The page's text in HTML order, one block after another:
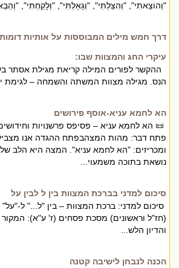
"וְהוֹצֵאתִי", "וְהִצַּלְתִּי", "וְגָאַלְתִּי", "וְלָקַחְתִּי",
דרך חמש מילים המבוססות על אותיות
עיקרי החג והמצוות שבו:
ההקשר לפורים המילה קריאת מגילת אסתר
הנס. מגילה מצוות המשתה והשמחה – לגימת
הא לחמא עניא-אוסף פירושים
📜 הא לחמא עניא – פסיפס פרשנויות
פתח דבר: מהות המצהבפתח ההגדה אנו
ומכריזים: "הא לחמא עניא". המצה היא הלב של
נושאת בתוכה משמעוי...
סיכום למדני בברכת המצוות בין ל לבין על
סיכום למדני: ברכת המצוות – בין "ל..." ל-"על"
(חז"ל וראשונים) מסכת פסחים (ז' ע"א): המקור
והדיון הלש...
הכנה לנבחן לישיבה קטנה